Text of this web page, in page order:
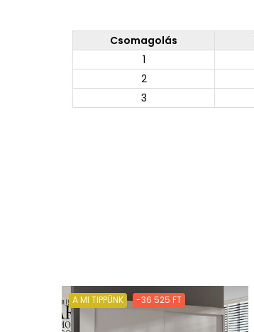
Csomagolás
1
2
3
A MI TIPPÜNK -36 525 FT